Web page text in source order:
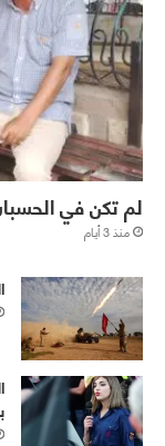
لم تكن في
منذ 3 أيام